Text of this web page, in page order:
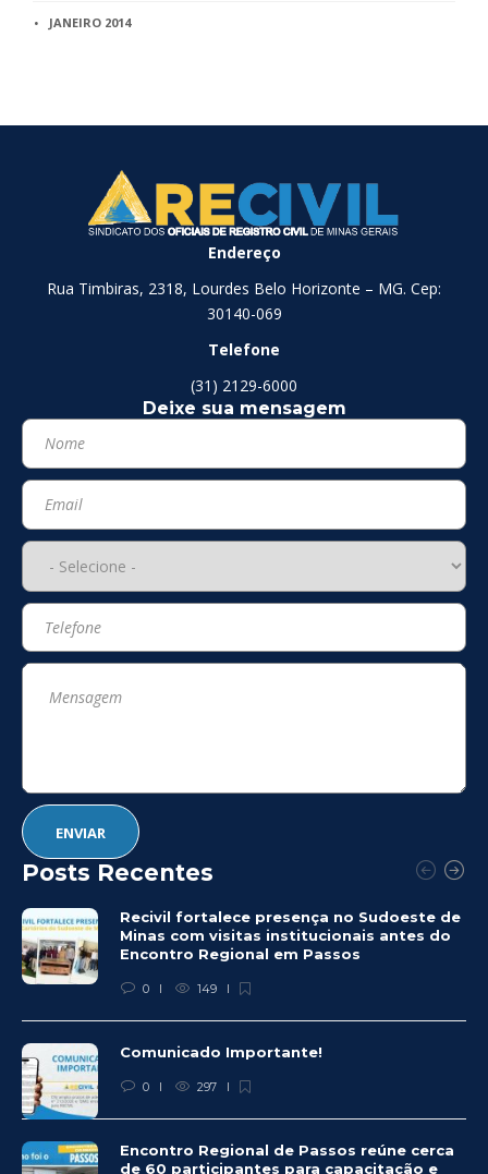
JANEIRO 2014
Endereço
Rua Timbiras, 2318, Lourdes Belo Horizonte – MG. Cep:
30140-069
Telefone
(31) 2129-6000
Deixe sua mensagem
Posts Recentes
Recivil fortalece presença no Sudoeste de
Minas com visitas institucionais antes do
Encontro Regional em Passos
0 149
Comunicado Importante!
0 297
Encontro Regional de Passos reúne cerca
de 60 participantes para capacitação e